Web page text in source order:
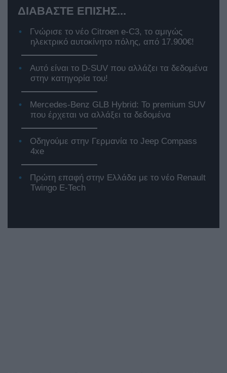
ΔΙΑΒΑΣΤΕ ΕΠΙΣΗΣ...
Γνώρισε το νέο Citroen e-C3, το αμιγώς
ηλεκτρικό αυτοκίνητο πόλης, από 17.900€!
Αυτό είναι το D-SUV που αλλάζει τα δεδομένα
στην κατηγορία του!
Mercedes-Benz GLB Hybrid: Το premium SUV
που έρχεται να αλλάξει τα δεδομένα
Οδηγούμε στην Γερμανία το Jeep Compass
4xe
Πρώτη επαφή στην Ελλάδα με το νέο Renault
Twingo E-Tech